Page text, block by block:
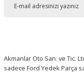
Akmanlar Oto San. ve Tic.
sadece Ford Yedek Parça